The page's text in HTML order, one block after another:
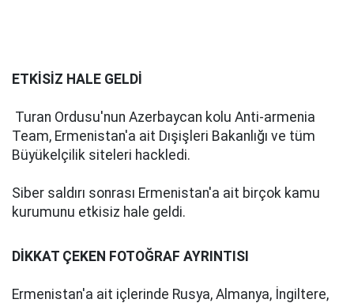
ETKİSİZ HALE GELDİ
Turan Ordusu'nun Azerbaycan kolu Anti-armenia
Team, Ermenistan'a ait Dışişleri Bakanlığı ve tüm
Büyükelçilik siteleri hackledi.
Siber saldırı sonrası Ermenistan'a ait birçok kamu
kurumunu etkisiz hale geldi.
DİKKAT ÇEKEN FOTOĞRAF AYRINTISI
Ermenistan'a ait içlerinde Rusya, Almanya, İngiltere,